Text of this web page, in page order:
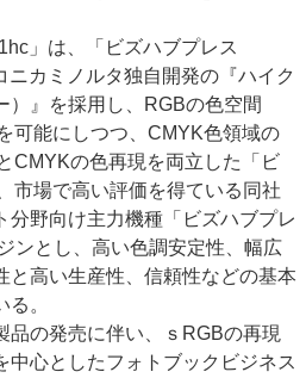
！ ～多様なビジネス・多彩な商材～
刷機・製本機特集
2022 検査・校正特集
を描く
集 印刷機材年鑑
し込み
サイトポリシー
」は、「ビズハブプレス
カミノルタ独自開発の『ハイク
）』を採用し、RGBの色空間
可能にしつつ、CMYK色領域の
CMYKの色再現を両立した「ビ
市場で高い評価を得ている同社
分野向け主力機種「ビズハブプレ
ンとし、高い色調安定性、幅広
と高い生産性、信頼性などの基本
。
の発売に伴い、ｓRGBの再現
中心としたフォトブックビジネス